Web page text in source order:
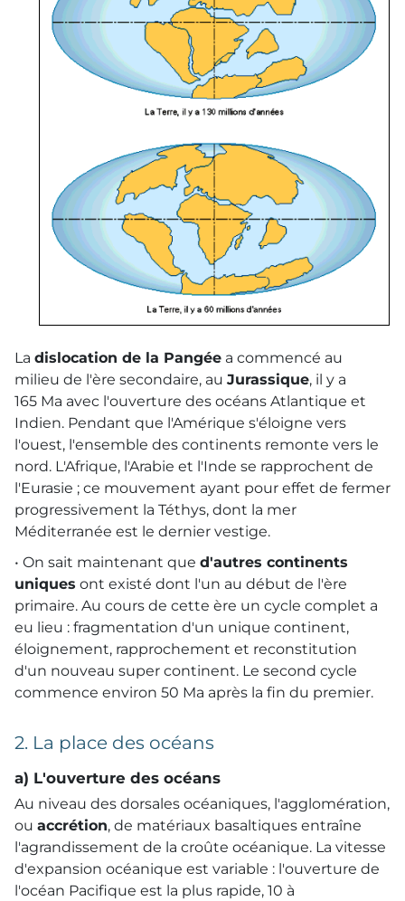
La dislocation de la Pangée a commencé au
milieu de l'ère secondaire, au Jurassique, il y a
165 Ma avec l'ouverture des océans Atlantique et
Indien. Pendant que l'Amérique s'éloigne vers
l'ouest, l'ensemble des continents remonte vers le
nord. L'Afrique, l'Arabie et l'Inde se rapprochent de
l'Eurasie ; ce mouvement ayant pour effet de fermer
progressivement la Téthys, dont la mer
Méditerranée est le dernier vestige.
• On sait maintenant que d'autres continents
uniques ont existé dont l'un au début de l'ère
primaire. Au cours de cette ère un cycle complet a
eu lieu : fragmentation d'un unique continent,
éloignement, rapprochement et reconstitution
d'un nouveau super continent. Le second cycle
commence environ 50 Ma après la fin du premier.
2. La place des océans
a) L'ouverture des océans
Au niveau des dorsales océaniques, l'agglomération,
ou accrétion, de matériaux basaltiques entraîne
l'agrandissement de la croûte océanique. La vitesse
d'expansion océanique est variable : l'ouverture de
l'océan Pacifique est la plus rapide, 10 à